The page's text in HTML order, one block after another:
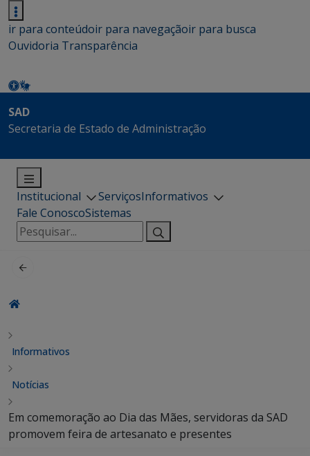
ir para conteúdoir para navegaçãoir para busca
Ouvidoria Transparência
SAD
Secretaria de Estado de Administração
Institucional ServiçosInformativos
Fale ConoscoSistemas
Pesquisar
por:
Informativos
Notícias
Em comemoração ao Dia das Mães, servidoras da SAD
promovem feira de artesanato e presentes